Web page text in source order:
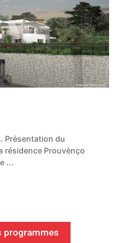
Présentation du
résidence Prouvènço
...
programmes